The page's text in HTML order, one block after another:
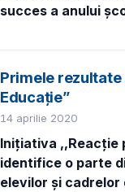
succes a anului
Primele
Educație”
14 aprilie 2020
Inițiativa ,,Reacție
identifice o parte
elevilor și